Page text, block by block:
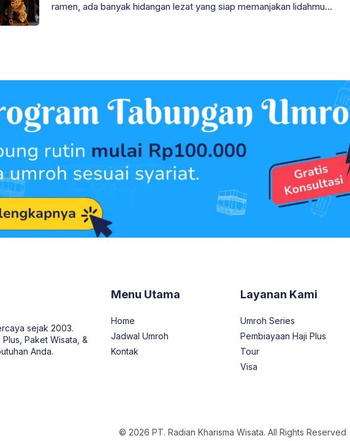
ramen, ada banyak hidangan lezat yang siap memanjakan lidahmu.
sejak 2003.
Paket Wisata, &
Anda.
Menu Utama
Home
Jadwal Umroh
Kontak
Layanan Kami
Umroh Series
Pembiayaan Haji Plus
Tour
Visa
© 2026 PT. Radian Kharisma Wisata. All Rights Reserved